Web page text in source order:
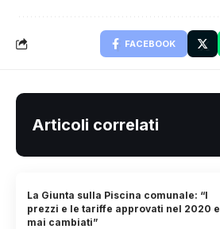
FACEBOOK
Articoli correlati
La Giunta sulla Piscina comunale: “I
prezzi e le tariffe approvati nel 2020 e
mai cambiati”